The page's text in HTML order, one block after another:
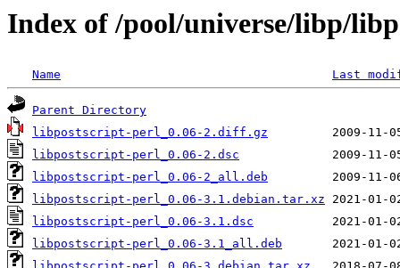
Index of /pool/universe/libp/
Name Last
Parent Directory
libpostscript-perl_0.06-2.diff.gz
libpostscript-perl_0.06-2.dsc
libpostscript-perl_0.06-2_all.deb
libpostscript-perl_0.06-3.1.debian.tar.xz
libpostscript-perl_0.06-3.1.dsc
libpostscript-perl_0.06-3.1_all.deb